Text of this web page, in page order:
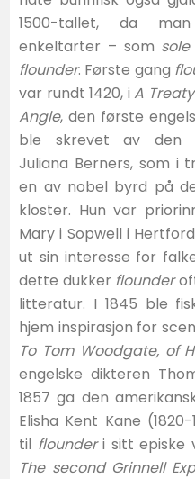
1500-tallet, da
enkeltarter – som sole
flounder. Første gang
var rundt 1420, iA
Angle, den første
ble skrevet av den
Juliana Berners, som i
en av nobel byrd på
kloster. Hun var
Mary i Sopwell i
ut sin interesse for
dette dukker flounder
litteratur. I 1845 ble
hjem inspirasjon for
To Tom Woodgate, of
engelske dikteren
1857 ga den
Elisha Kent Kane
til flounderi sitt episke
The second Grinnell